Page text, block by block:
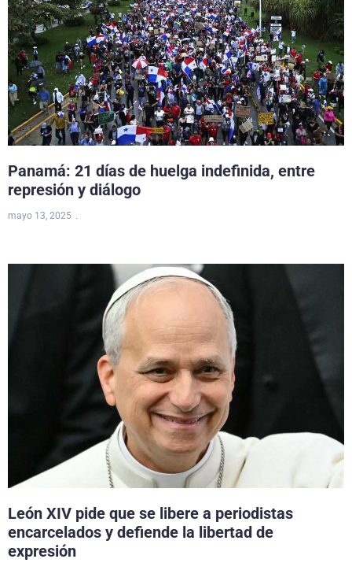
Panamá: 21 días de huelga indefinida, entre
represión y diálogo
mayo 13, 2025
León XIV pide que se libere a periodistas
encarcelados y defiende la libertad de
expresión